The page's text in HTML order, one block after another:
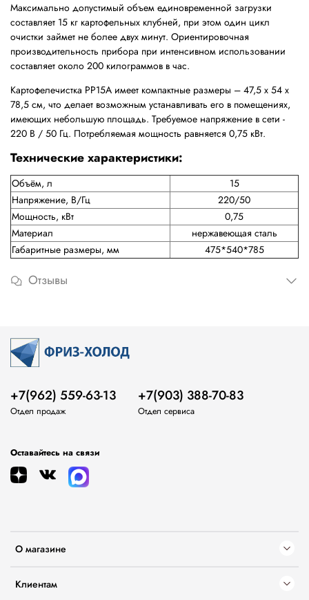
Максимально допустимый объем единовременной загрузки
составляет 15 кг картофельных клубней, при этом один цикл
очистки займет не более двух минут. Ориентировочная
производительность прибора при интенсивном использовании
составляет около 200 килограммов в час.
Картофелечистка РР15A имеет компактные размеры – 47,5 х 54 х
78,5 см, что делает возможным устанавливать его в помещениях,
имеющих небольшую площадь. Требуемое напряжение в сети -
220 В / 50 Гц. Потребляемая мощность равняется 0,75 кВт.
Технические характеристики:
Объём, л
15
Напряжение, В/Гц
220/50
Мощность, кВт
0,75
Материал
нержавеющая сталь
Габаритные размеры, мм
475*540*785
Отзывы
О магазине
Клиентам
+7(962) 559-63-13
Отдел продаж
+7(903) 388-70-83
Отдел сервиса
Оставайтесь на связи